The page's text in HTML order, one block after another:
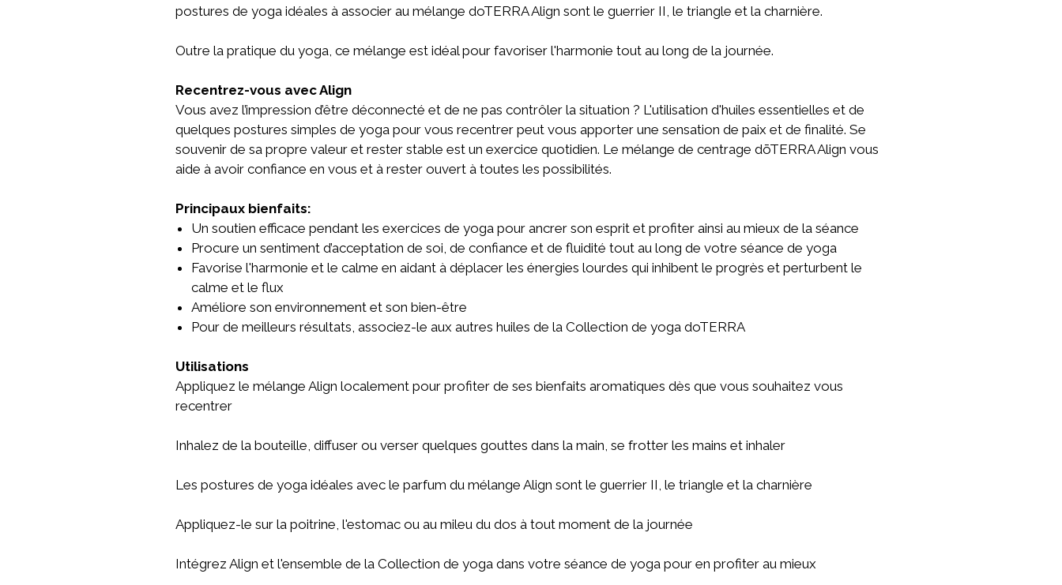
postures de yoga idéales à associer au mélange doTERRA Align sont le guerrier II, le triangle et la charnière.
Outre la pratique du yoga, ce mélange est idéal pour favoriser l'harmonie tout au long de la journée.
Recentrez-vous avec Align
Vous avez l’impression d’être déconnecté et de ne pas contrôler la situation ? L'utilisation d'huiles essentielles et de
quelques postures simples de yoga pour vous recentrer peut vous apporter une sensation de paix et de finalité. Se
souvenir de sa propre valeur et rester stable est un exercice quotidien. Le mélange de centrage dōTERRA Align vous
aide à avoir confiance en vous et à rester ouvert à toutes les possibilités.
Principaux bienfaits:
Un soutien efficace pendant les exercices de yoga pour ancrer son esprit et profiter ainsi au mieux de la séance
Procure un sentiment d’acceptation de soi, de confiance et de fluidité tout au long de votre séance de yoga
Favorise l'harmonie et le calme en aidant à déplacer les énergies lourdes qui inhibent le progrès et perturbent le
calme et le flux
Améliore son environnement et son bien-être
Pour de meilleurs résultats, associez-le aux autres huiles de la Collection de yoga doTERRA
Utilisations
Appliquez le mélange Align localement pour profiter de ses bienfaits aromatiques dès que vous souhaitez vous
recentrer
Inhalez de la bouteille, diffuser ou verser quelques gouttes dans la main, se frotter les mains et inhaler
Les postures de yoga idéales avec le parfum du mélange Align sont le guerrier II, le triangle et la charnière
Appliquez-le sur la poitrine, l'estomac ou au mileu du dos à tout moment de la journée
Intégrez Align et l'ensemble de la Collection de yoga dans votre séance de yoga pour en profiter au mieux